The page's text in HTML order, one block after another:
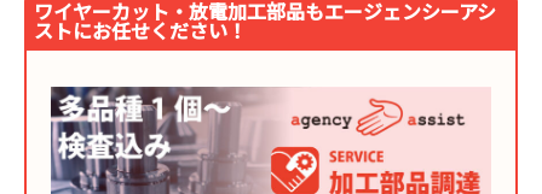
ワイヤーカット・放電加工部品もエージェンシーアシ
ストにお任せください！